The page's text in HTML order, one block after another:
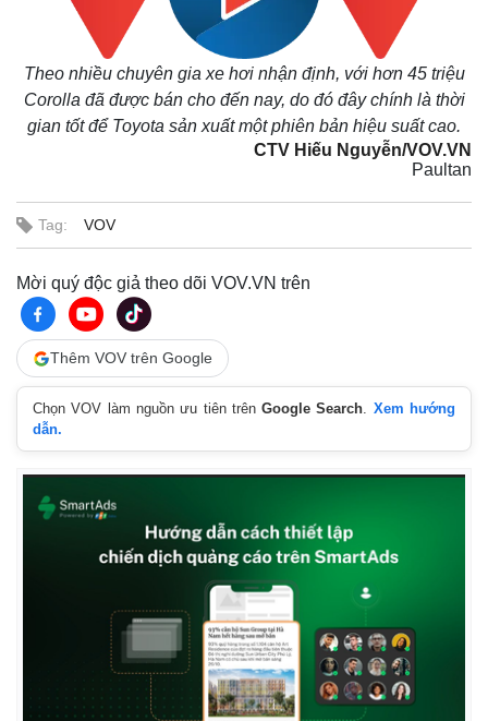
Theo nhiều chuyên gia xe hơi nhận định, với hơn 45 triệu
Corolla đã được bán cho đến nay, do đó đây chính là thời
gian tốt để Toyota sản xuất một phiên bản hiệu suất cao.
CTV Hiếu Nguyễn/VOV.VN
Paultan
Tag: VOV
Mời quý độc giả theo dõi VOV.VN trên
Thêm VOV trên Google
Chọn VOV làm nguồn ưu tiên trênGoogle Search. Xem hướng
dẫn.